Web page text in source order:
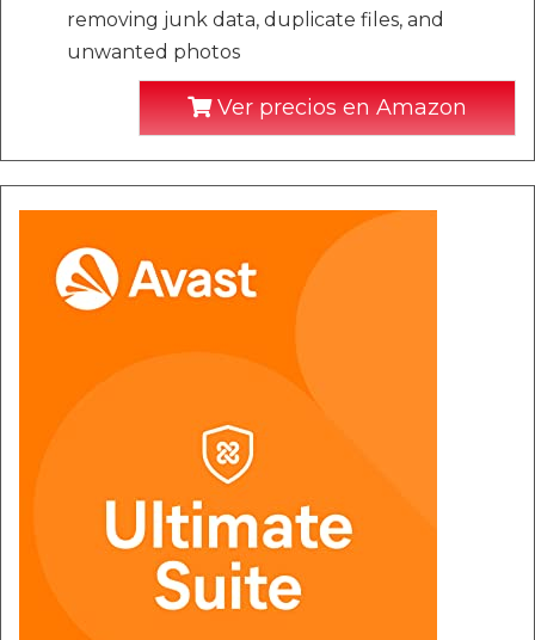
removing junk data, duplicate files, and
unwanted photos
Ver precios en Amazon